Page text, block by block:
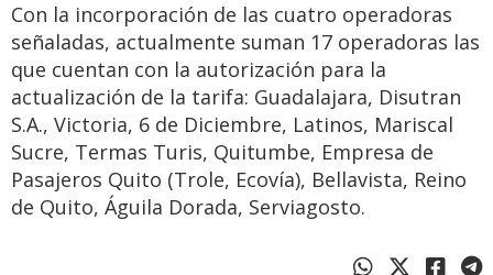
Con la incorporación de las cuatro operadoras
señaladas, actualmente suman 17 operadoras las
que cuentan con la autorización para la
actualización de la tarifa: Guadalajara, Disutran
S.A., Victoria, 6 de Diciembre, Latinos, Mariscal
Sucre, Termas Turis, Quitumbe, Empresa de
Pasajeros Quito (Trole, Ecovía), Bellavista, Reino
de Quito, Águila Dorada, Serviagosto.